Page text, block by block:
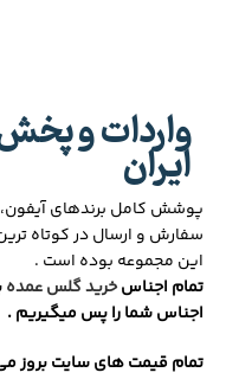
واردات و
ایران
پوشش کامل برندهای
سفارش و ارسال در کوتاه
این مجموعه بوده است .
تمام اجناسخرید گلس عمده
اجناس شما را پس میگیریم .
تمام قیمت های سایت بروز